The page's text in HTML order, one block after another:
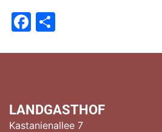
Facebook
LANDGASTHOF
Kastanienallee 7